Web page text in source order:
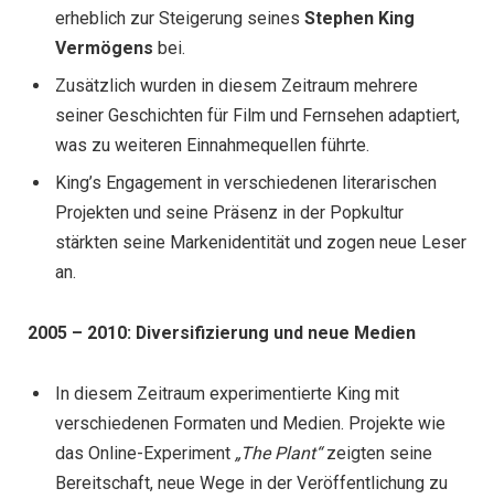
erheblich zur Steigerung seines Stephen King
Vermögens bei.
Zusätzlich wurden in diesem Zeitraum mehrere
seiner Geschichten für Film und Fernsehen adaptiert,
was zu weiteren Einnahmequellen führte.
King’s Engagement in verschiedenen literarischen
Projekten und seine Präsenz in der Popkultur
stärkten seine Markenidentität und zogen neue Leser
an.
2005 – 2010: Diversifizierung und neue Medien
In diesem Zeitraum experimentierte King mit
verschiedenen Formaten und Medien. Projekte wie
das Online-Experiment „The Plant“zeigten seine
Bereitschaft, neue Wege in der Veröffentlichung zu